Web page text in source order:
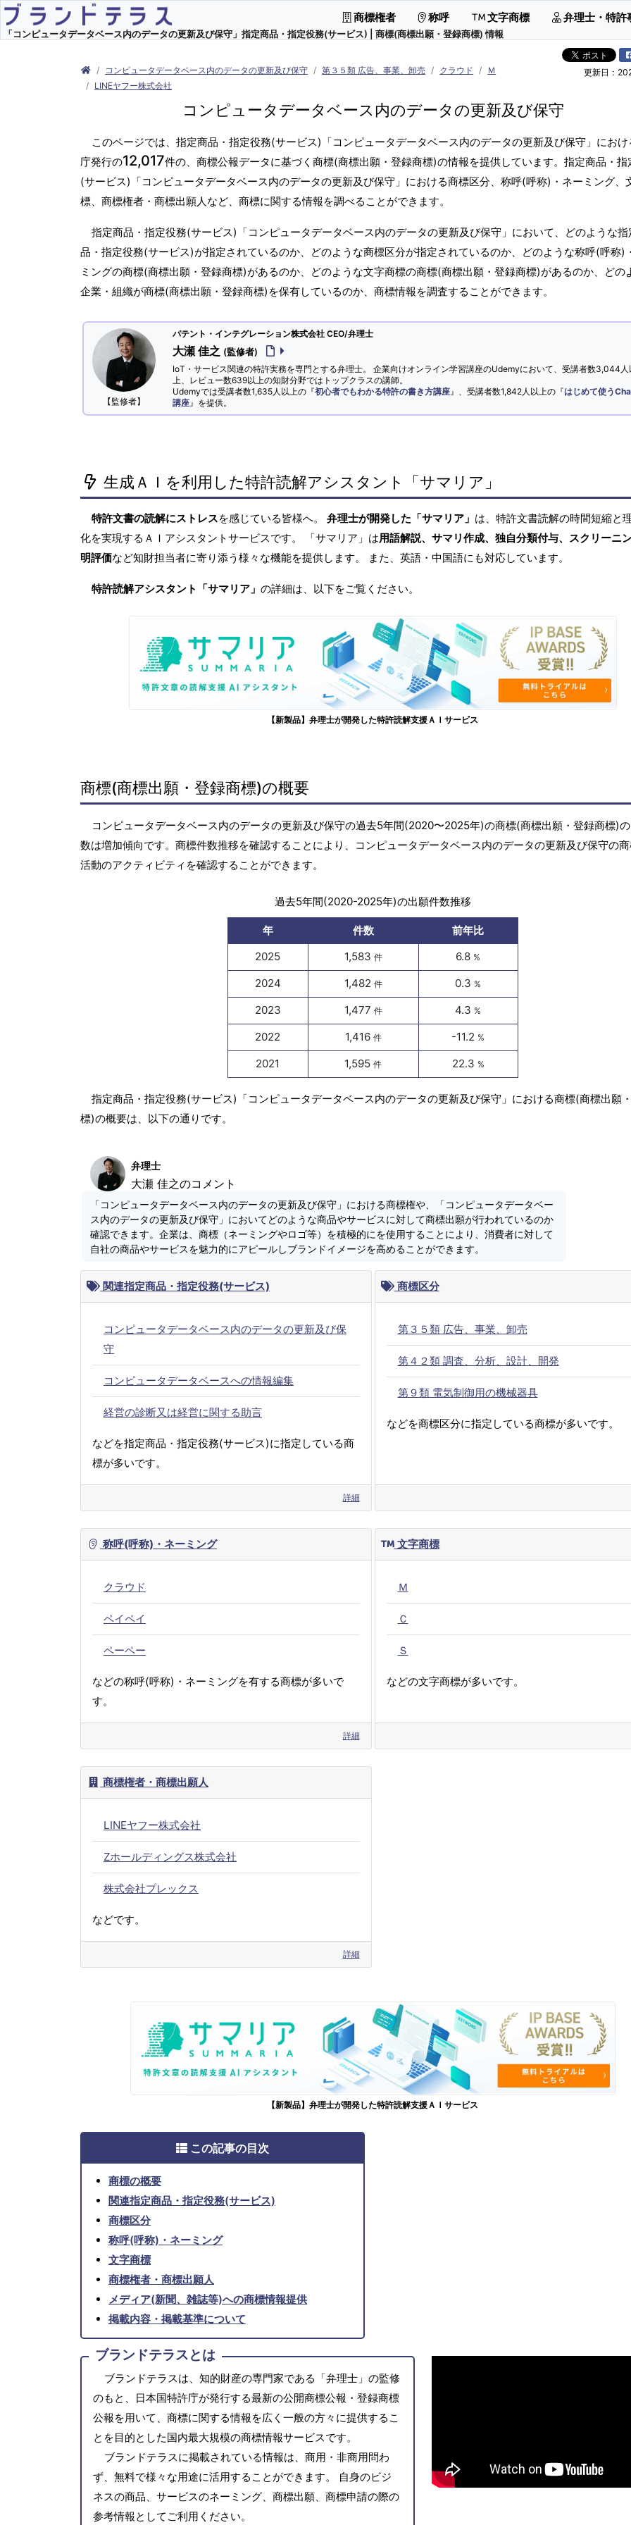
「コンピュータデータベース内のデータの更新及び保守」指定商品・指定役務(サービス) | 商標(商標出願・登録商標) 情報
商標権者 称呼 文字商標 弁理士・特許
コンピュータデータベース内のデータの更新及び保守 第３５類 広告、事業、卸売 クラウド
Ｍ
LINEヤフー株式会社
更新日：
コンピュータデータベース内のデータの更新及び保守
このページでは、指定商品・指定役務(サービス)「コンピュータデータベース内のデータの更新及び保守」におけ
庁発行の12,017件の、商標公報データに基づく商標(商標出願・登録商標)の情報を提供しています。指定商品・指
(サービス)「コンピュータデータベース内のデータの更新及び保守」における商標区分、称呼(呼称)・ネーミング、
標、商標権者・商標出願人など、商標に関する情報を調べることができます。
指定商品・指定役務(サービス)「コンピュータデータベース内のデータの更新及び保守」において、どのような指
品・指定役務(サービス)が指定されているのか、どのような商標区分が指定されているのか、どのような称呼(呼称)
ミングの商標(商標出願・登録商標)があるのか、どのような文字商標の商標(商標出願・登録商標)があるのか、どの
企業・組織が商標(商標出願・登録商標)を保有しているのか、商標情報を調査することができます。
【監修者】
パテント・インテグレーション株式会社 CEO/弁理士
大瀬 佳之 (監修者)
IoT・サービス関連の特許実務を専門とする弁理士。 企業向けオンライン学習講座のUdemyにおいて、受講者数3,044人
上、レビュー数639以上の知財分野ではトップクラスの講師。
Udemyでは受講者数1,635人以上の『初心者でもわかる特許の書き方講座 』、受講者数1,842人以上の『はじめて使う
講座 』を提供。
生成ＡＩを利用した特許読解アシスタント「サマリア」
特許文書の読解にストレスを感じている皆様へ。 弁理士が開発した「サマリア」 は、特許文書読解の時間短縮と
化を実現するＡＩアシスタントサービスです。 「サマリア」は用語解説、サマリ作成、独自分類付与、スクリーニ
明評価など知財担当者に寄り添う様々な機能を提供します。 また、英語・中国語にも対応しています。
特許読解アシスタント「サマリア」 の詳細は、以下をご覧ください。
【新製品】弁理士が開発した特許読解支援ＡＩサービス
商標(商標出願・登録商標)の概要
コンピュータデータベース内のデータの更新及び保守の過去5年間(2020〜2025年)の商標(商標出願・登録商標)
数は増加傾向です。商標件数推移を確認することにより、コンピュータデータベース内のデータの更新及び保守の
活動のアクティビティを確認することができます。
過去5年間(2020-2025年)の出願件数推移
年 件数
前年比
2025
1,583 件 6.8 %
2024 1,482 件 0.3 %
2023 1,477 件 4.3 %
2022 1,416 件 -11.2 %
2021 1,595件 22.3 %
指定商品・指定役務(サービス)「コンピュータデータベース内のデータの更新及び保守」における商標(商標出願
標)の概要は、以下の通りです。
弁理士
大瀬 佳之のコメント
「コンピュータデータベース内のデータの更新及び保守」における商標権や、「コンピュータデータベー
ス内のデータの更新及び保守」においてどのような商品やサービスに対して商標出願が行われているのか
確認できます。企業は、商標（ネーミングやロゴ等）を積極的にを使用することにより、消費者に対して
自社の商品やサービスを魅力的にアピールしブランドイメージを高めることができます。
関連指定商品・指定役務(サービス)
コンピュータデータベース内のデータの更新及び保
守
コンピュータデータベースへの情報編集
経営の診断又は経営に関する助言
などを指定商品・指定役務(サービス)に指定している商
標が多いです。
詳細
商標区分
第３５類 広告、事業、卸売
第４２類 調査、分析、設計、開発
第９類 電気制御用の機械器具
などを商標区分に指定している商標が多いです。
称呼(呼称)・ネーミング
クラウド
ペイペイ
ペーペー
などの称呼(呼称)・ネーミングを有する商標が多いで
す。
詳細
文字商標
Ｍ
Ｃ
Ｓ
などの文字商標が多いです。
商標権者・商標出願人
LINEヤフー株式会社
Zホールディングス株式会社
株式会社プレックス
などです。
詳細
【新製品】弁理士が開発した特許読解支援ＡＩサービス
この記事の目次
商標の概要
関連指定商品・指定役務(サービス)
商標区分
称呼(呼称)・ネーミング
文字商標
商標権者・商標出願人
メディア(新聞、雑誌等)への商標情報提供
掲載内容・掲載基準について
ブランドテラスとは
ブランドテラスは、知的財産の専門家である「弁理士」の監修
のもと、日本国特許庁が発行する最新の公開商標公報・登録商標
公報を用いて、商標に関する情報を広く一般の方々に提供するこ
とを目的とした国内最大規模の商標情報サービスです。
ブランドテラスに掲載されている情報は、商用・非商用問わ
ず、無料で様々な用途に活用することができます。 自身のビジ
ネスの商品、サービスのネーミング、商標出願、商標申請の際の
参考情報としてご利用ください。